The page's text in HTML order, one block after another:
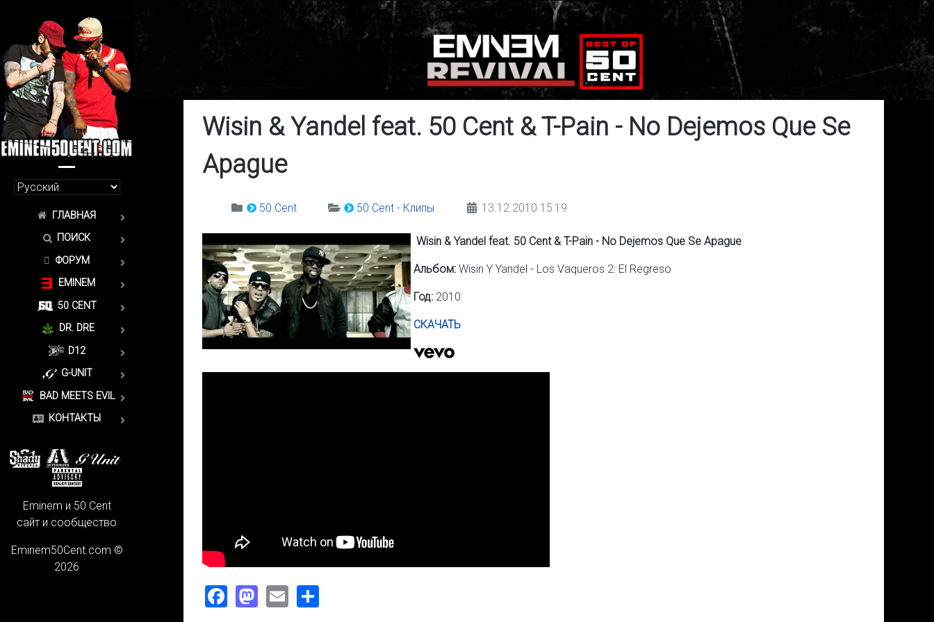
Wisin & Yandel feat. 50 Cent & T-Pain - No Dejemos Que Se
Apague
50 Cent 50 Cent - Клипы 13.12.2010 15:19
Wisin & Yandel feat. 50 Cent & T-Pain - No Dejemos Que Se Apague
Альбом: Wisin Y Yandel - Los Vaqueros 2: El Regreso
Год: 2010
СКАЧАТЬ
Facebook
Mastodon
Email
ГЛАВНАЯ
ПОИСК
ФОРУМ
EMINEM
50 CENT
DR. DRE
D12
G-UNIT
BAD MEETS EVIL
КОНТАКТЫ
Eminem и 50 Cent
сайт и сообщество
Eminem50Cent.com ©
2026